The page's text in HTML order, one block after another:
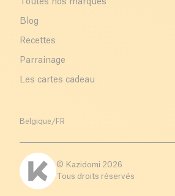
Toutes nos marques
Blog
Recettes
Parrainage
Les cartes cadeau
Belgique/ FR
© Kazidomi 2026
Tous droits réservés